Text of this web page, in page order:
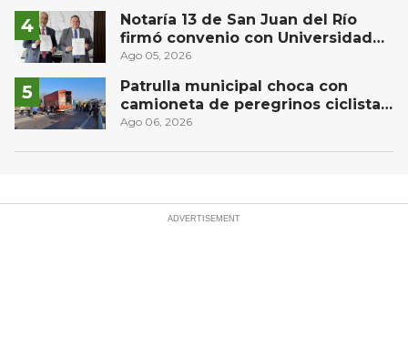
Notaría 13 de San Juan del Río
firmó convenio con Universidad
Privada del Bajío para recibir
Ago 05, 2026
Patrulla municipal choca con
camioneta de peregrinos ciclistas
en la autopista México-Querétaro
Ago 06, 2026